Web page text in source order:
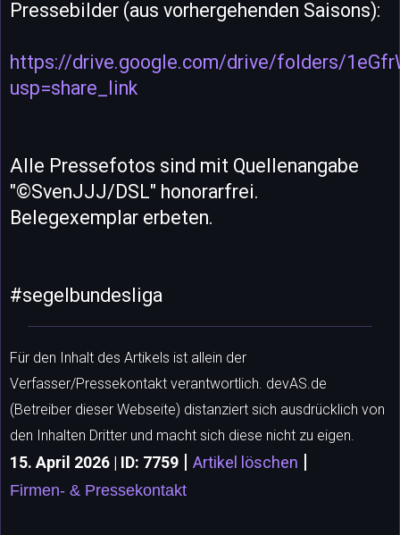
Pressebilder (aus vorhergehenden Saisons):
https://drive.google.com/drive/folders/
usp=share_link
Alle Pressefotos sind mit Quellenangabe
"©SvenJJJ/DSL" honorarfrei.
Belegexemplar erbeten.
#segelbundesliga
Für den Inhalt des Artikels ist allein der
Verfasser/Pressekontakt verantwortlich. devAS.de
(Betreiber dieser Webseite) distanziert sich ausdrücklich von
den Inhalten Dritter und macht sich diese nicht zu eigen.
15. April 2026 | ID: 7759 | Artikel löschen |
Firmen- & Pressekontakt